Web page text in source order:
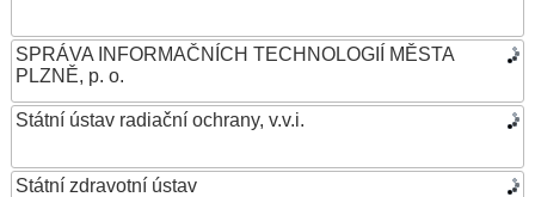
SPRÁVA INFORMAČNÍCH TECHNOLOGIÍ MĚSTA
PLZNĚ, p. o.
Státní ústav radiační ochrany, v.v.i.
Státní zdravotní ústav